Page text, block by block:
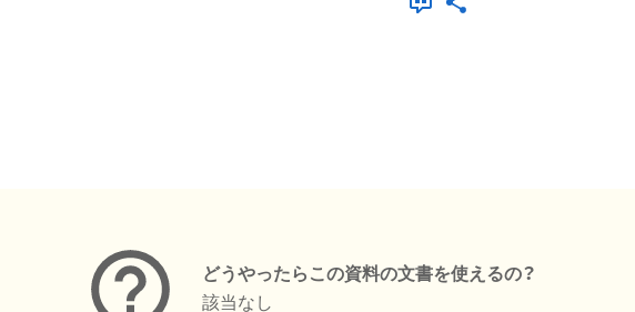
どうやったらこの資料の文書を使えるの？
該当なし